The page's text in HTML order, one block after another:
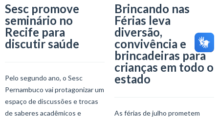
Sesc promove
seminário no
Recife para
discutir saúde
Pelo segundo ano, o Sesc
Pernambuco vai protagonizar um
espaço de discussões e trocas
de saberes acadêmicos e
Brincando nas
Férias leva
diversão,
convivência e
brincadeiras para
crianças em todo o
estado
As férias de julho prometem